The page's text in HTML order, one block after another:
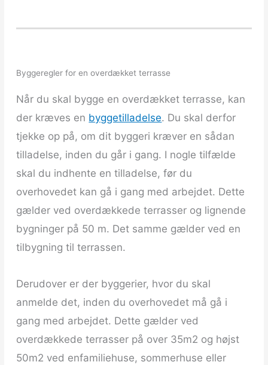
Byggeregler for en overdækket terrasse
Når du skal bygge en overdækket terrasse, kan
der kræves en byggetilladelse. Du skal derfor
tjekke op på, om dit byggeri kræver en sådan
tilladelse, inden du går i gang. I nogle tilfælde
skal du indhente en tilladelse, før du
overhovedet kan gå i gang med arbejdet. Dette
gælder ved overdækkede terrasser og lignende
bygninger på 50 m. Det samme gælder ved en
tilbygning til terrassen.
Derudover er der byggerier, hvor du skal
anmelde det, inden du overhovedet må gå i
gang med arbejdet. Dette gælder ved
overdækkede terrasser på over 35m2 og højst
50m2 ved enfamiliehuse, sommerhuse eller